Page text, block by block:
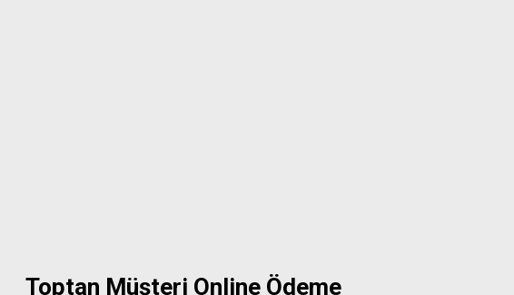
Toptan Müşteri Online Ödeme